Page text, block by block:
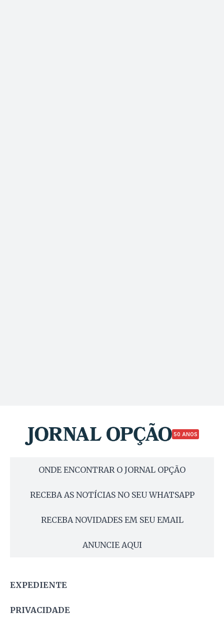
50 ANOS
ONDE ENCONTRAR O JORNAL OPÇÃO
RECEBA AS NOTÍCIAS NO SEU WHATSAPP
RECEBA NOVIDADES EM SEU EMAIL
ANUNCIE AQUI
EXPEDIENTE
PRIVACIDADE